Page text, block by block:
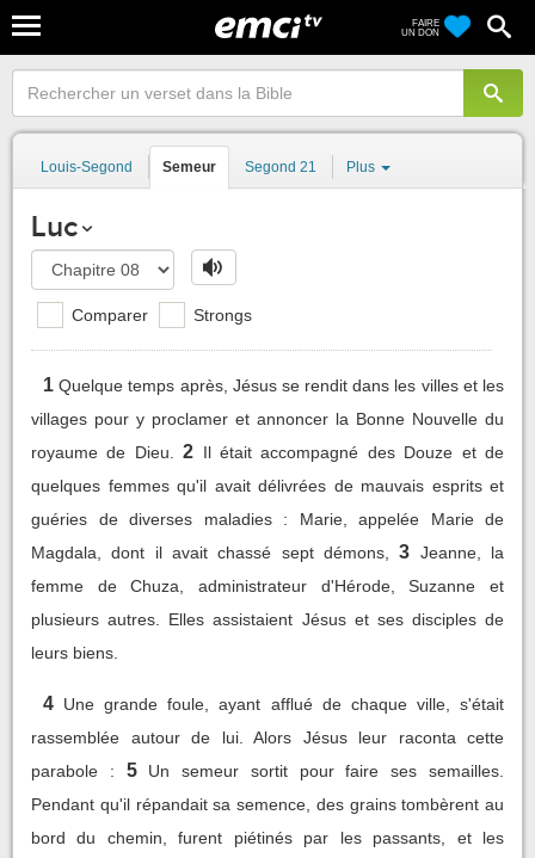
FAIRE
UN DON
Louis-Segond Semeur Segond 21 Plus
Luc
Comparer Strongs
1 Quelque temps après, Jésus se rendit dans les villes et les
villages pour y proclamer et annoncer la Bonne Nouvelle du
royaume de Dieu.
2 Il était accompagné des Douze et de
quelques femmes qu'il avait délivrées de mauvais esprits et
guéries de diverses maladies : Marie, appelée Marie de
Magdala, dont il avait chassé sept démons,
3 Jeanne, la
femme de Chuza, administrateur d'Hérode, Suzanne et
plusieurs autres. Elles assistaient Jésus et ses disciples de
leurs biens.
4 Une grande foule, ayant afflué de chaque ville, s'était
rassemblée autour de lui. Alors Jésus leur raconta cette
parabole :
5
Un semeur sortit pour faire ses semailles.
Pendant qu'il répandait sa semence, des grains tombèrent au
bord du chemin, furent piétinés par les passants, et les